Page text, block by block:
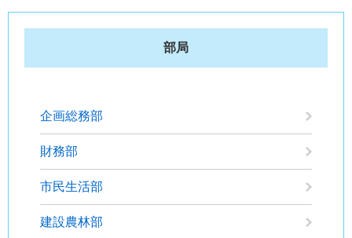
部局
企画総務部
財務部
市民生活部
建設農林部